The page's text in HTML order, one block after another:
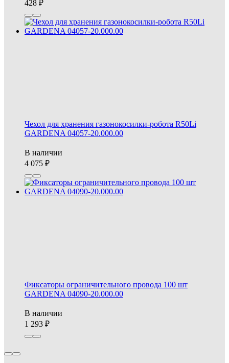
428
Чехол для хранения газонокосилки-робота R50Li
GARDENA 04057-20.000.00
В наличии
4 075
Фиксаторы ограничительного провода 100 шт
GARDENA 04090-20.000.00
В наличии
1 293